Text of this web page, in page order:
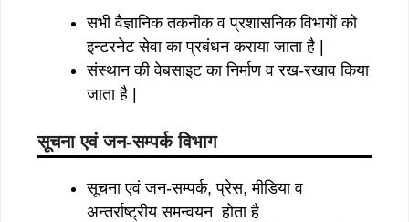
सभी वैज्ञानिक तकनीक व प्रशासनिक विभागों को
इन्टरनेट सेवा का प्रबंधन कराया जाता है |
संस्थान की वेबसाइट का निर्माण व रख-रखाव किया
जाता है |
सूचना एवं जन-सम्पर्क विभाग
सूचना एवं जन-सम्पर्क, प्रेस, मीडिया व
अन्तर्राष्ट्रीय समन्वयन होता है